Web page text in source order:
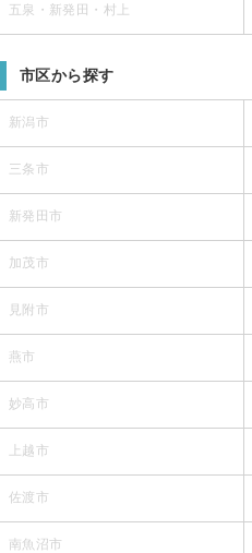
五泉・新発田・村上
市区から探す
新潟市
三条市
新発田市
加茂市
見附市
燕市
妙高市
上越市
佐渡市
南魚沼市